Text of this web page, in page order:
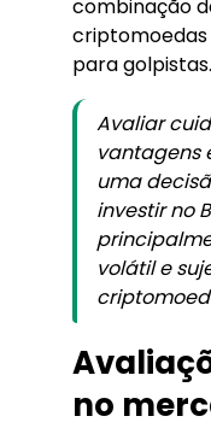
combinação
para golpistas.
Avaliar
vantagens
uma
investir no
volátil e
no